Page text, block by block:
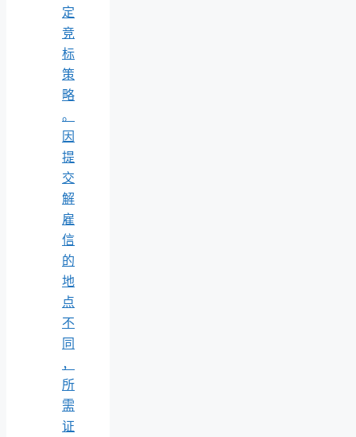
定
竞
标
策
略
。
因
提
交
解
雇
信
的
地
点
不
同
，
所
需
证